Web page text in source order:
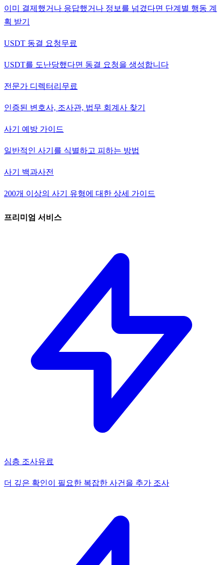
이미 결제했거나 응답했거나 정보를 넘겼다면 단계별 행동 계
획 받기
USDT 동결 요청무료
USDT를 도난당했다면 동결 요청을 생성합니다
전문가 디렉터리 무료
인증된 변호사, 조사관, 법무 회계사 찾기
사기 예방 가이드
일반적인 사기를 식별하고 피하는 방법
사기 백과사전
200개 이상의 사기 유형에 대한 상세 가이드
프리미엄 서비스
심층 조사유료
더 깊은 확인이 필요한 복잡한 사건을 추가 조사